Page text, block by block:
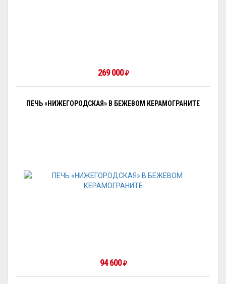
269 000₽
ПЕЧЬ «НИЖЕГОРОДСКАЯ» В БЕЖЕВОМ КЕРАМОГРАНИТЕ
94 600₽